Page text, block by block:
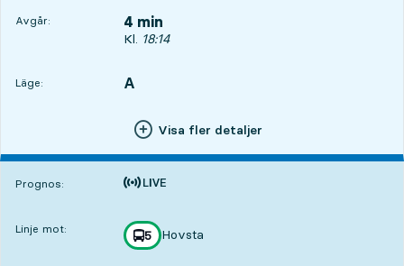
Avgår: 4 min
Avgår, Kl. 18:14, om 4 min
Kl. 18:14
Läge:
LÄGE, A
,
Visa fler detaljer
Prognos:
Tiden är prognos
Linje mot: linje
5
mot
Hovsta
,